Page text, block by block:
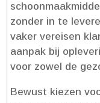
zonder in te
vaker vereisen
aanpak bij
voor zowel de
Bewust kiezen